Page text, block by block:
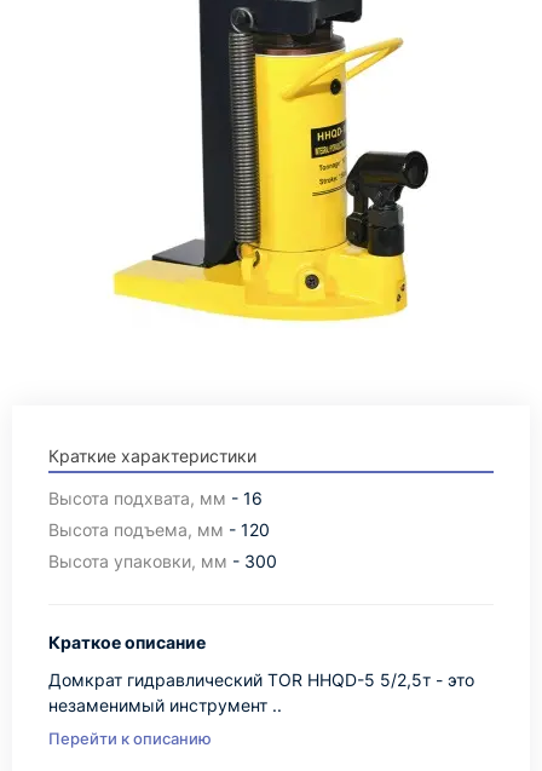
Краткие характеристики
Высота подхвата, мм - 16
Высота подъема, мм - 120
Высота упаковки, мм - 300
Краткое описание
Домкрат гидравлический TOR HHQD-5 5/2,5т - это
незаменимый инструмент ..
Перейти к описанию